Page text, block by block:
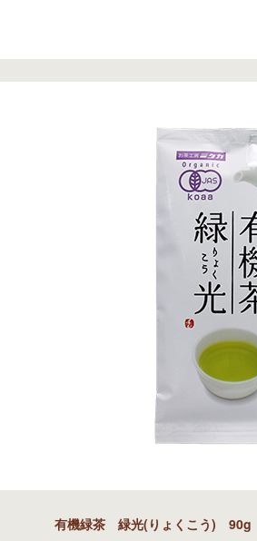
有機緑茶 緑光(りょくこう) 90g